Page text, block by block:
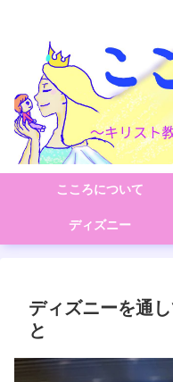
こころについて
ディズニー
ディズニーを通
と